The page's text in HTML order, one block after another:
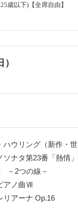
歳以下)【全席自由】
ウリング（新作・世
ナタ第23番「熱情
－2つの線－
アノ曲Ⅶ
アーナ Op.16